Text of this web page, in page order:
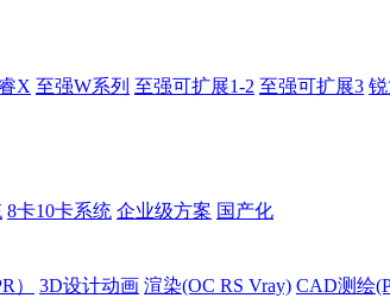
X 至强W系列 至强可扩展1-2 至强可扩展3
8卡10卡系统 企业级方案 国产化
） 3D设计动画 渲染(OC RS Vray) CAD测绘